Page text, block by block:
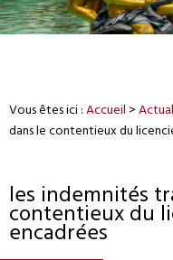
Vous êtes ici :Accueil >
dans le contentieux du
les indemnités
contentieux du
encadrées